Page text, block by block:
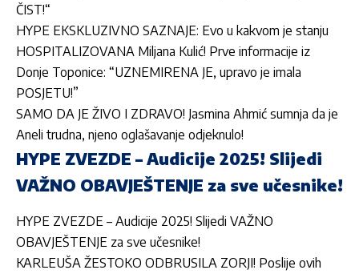
ČIST!“
HYPE EKSKLUZIVNO SAZNAJE: Evo u kakvom je stanju
HOSPITALIZOVANA Miljana Kulić! Prve informacije iz
Donje Toponice: “UZNEMIRENA JE, upravo je imala
POSJETU!”
SAMO DA JE ŽIVO I ZDRAVO! Jasmina Ahmić sumnja da je
Aneli trudna, njeno oglašavanje odjeknulo!
HYPE ZVEZDE – Audicije 2025! Slijedi
VAŽNO OBAVJEŠTENJE za sve učesnike!
HYPE ZVEZDE – Audicije 2025! Slijedi VAŽNO
OBAVJEŠTENJE za sve učesnike!
KARLEUŠA ŽESTOKO ODBRUSILA ZORJI! Poslije ovih